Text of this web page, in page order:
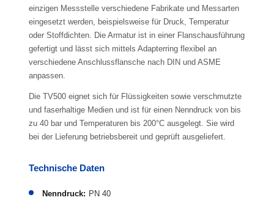
einzigen Messstelle verschiedene Fabrikate und Messarten
eingesetzt werden, beispielsweise für Druck, Temperatur
oder Stoffdichten. Die Armatur ist in einer Flanschausführung
gefertigt und lässt sich mittels Adapterring flexibel an
verschiedene Anschlussflansche nach DIN und ASME
anpassen.
Die TV500 eignet sich für Flüssigkeiten sowie verschmutzte
und faserhaltige Medien und ist für einen Nenndruck von bis
zu 40 bar und Temperaturen bis 200°C ausgelegt. Sie wird
bei der Lieferung betriebsbereit und geprüft ausgeliefert.
Technische Daten
Nenndruck: PN 40